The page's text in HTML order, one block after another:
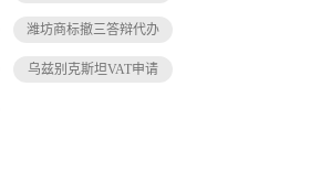
潍坊商标撤三答辩代办
乌兹别克斯坦VAT申请